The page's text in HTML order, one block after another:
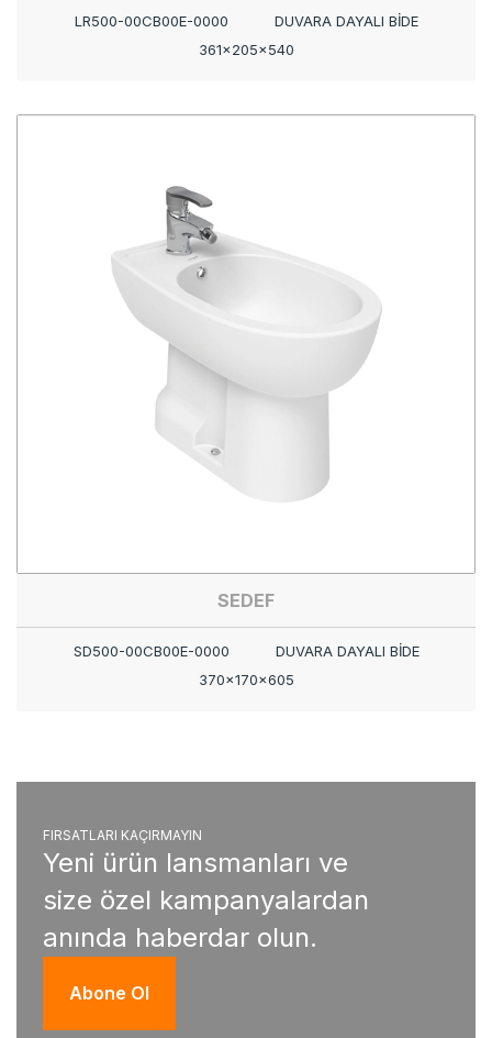
LR500-00CB00E-0000
DUVARA DAYALI BİDE
361x205x540
SEDEF
SD500-00CB00E-0000
DUVARA DAYALI BİDE
370x170x605
FIRSATLARI KAÇIRMAYIN
Yeni ürün lansmanları ve
size özel kampanyalardan
anında haberdar olun.
Abone Ol